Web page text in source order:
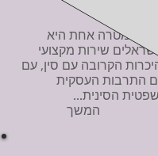
כפול: מטרה אחת היא
שירות מקצועי
הקרובה עם סין, עם
עם התרבות העסקית
הסינית...
המשך